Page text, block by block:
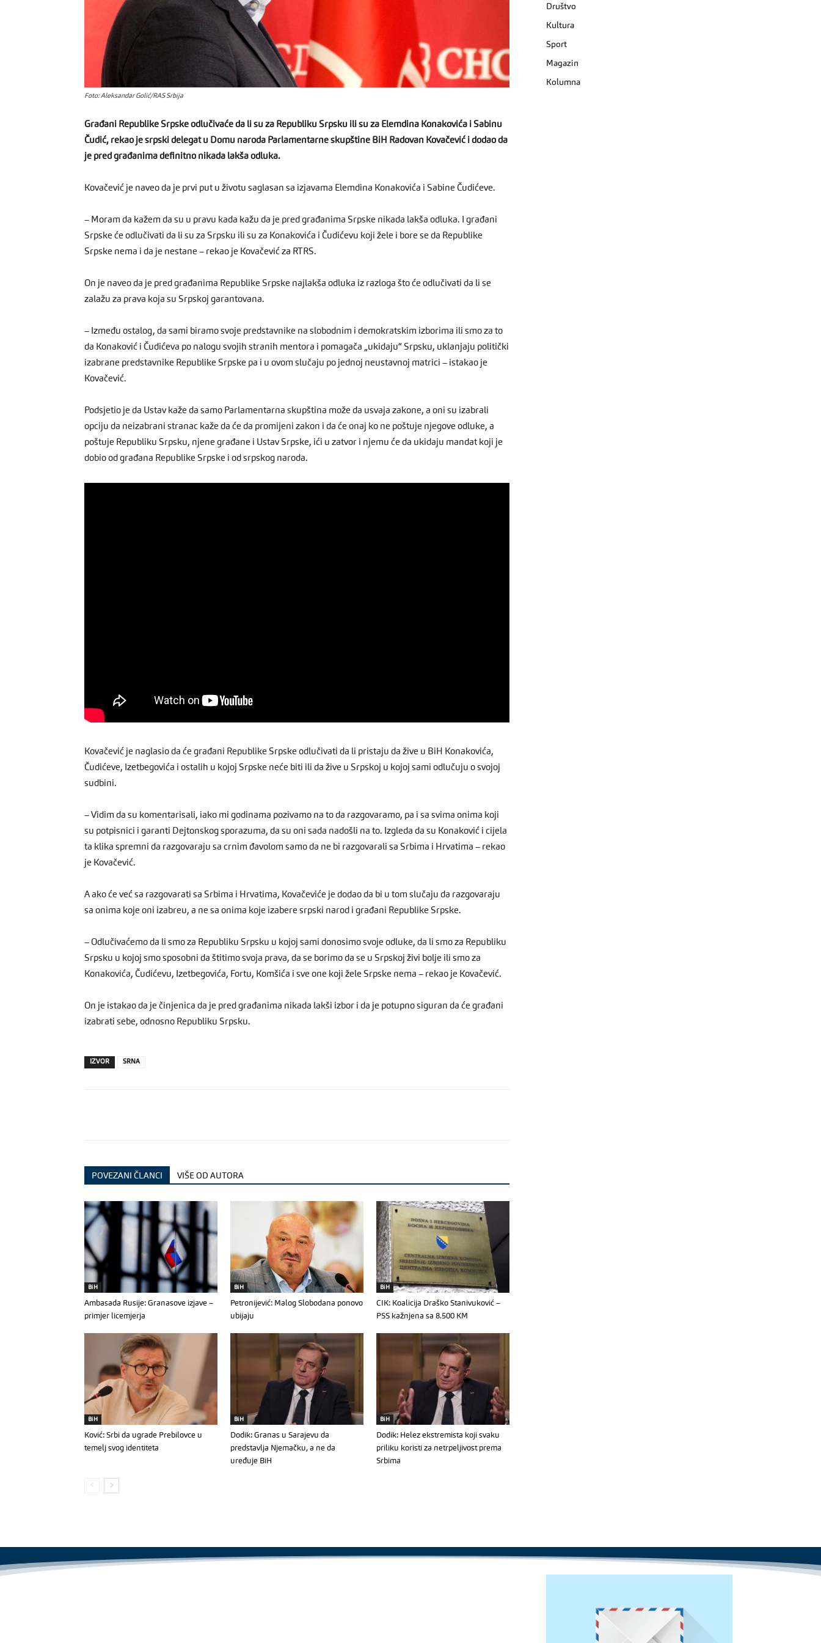
Foto: Aleksandar Golić/RAS Srbija
Građani Republike Srpske odlučivaće da li su za Republiku Srpsku ili su za Elemdina Konakovića i Sabinu
Čudić, rekao je srpski delegat u Domu naroda Parlamentarne skupštine BiH Radovan Kovačević i dodao da
je pred građanima definitno nikada lakša odluka.
Kovačević je naveo da je prvi put u životu saglasan sa izjavama Elemdina Konakovića i Sabine Čudićeve.
– Moram da kažem da su u pravu kada kažu da je pred građanima Srpske nikada lakša odluka. I građani
Srpske će odlučivati da li su za Srpsku ili su za Konakovića i Čudićevu koji žele i bore se da Republike
Srpske nema i da je nestane – rekao je Kovačević za RTRS.
On je naveo da je pred građanima Republike Srpske najlakša odluka iz razloga što će odlučivati da li se
zalažu za prava koja su Srpskoj garantovana.
– Između ostalog, da sami biramo svoje predstavnike na slobodnim i demokratskim izborima ili smo za to
da Konaković i Čudićeva po nalogu svojih stranih mentora i pomagača „ukidaju“ Srpsku, uklanjaju politički
izabrane predstavnike Republike Srpske pa i u ovom slučaju po jednoj neustavnoj matrici – istakao je
Kovačević.
Podsjetio je da Ustav kaže da samo Parlamentarna skupština može da usvaja zakone, a oni su izabrali
opciju da neizabrani stranac kaže da će da promijeni zakon i da će onaj ko ne poštuje njegove odluke, a
poštuje Republiku Srpsku, njene građane i Ustav Srpske, ići u zatvor i njemu će da ukidaju mandat koji je
dobio od građana Republike Srpske i od srpskog naroda.
Kovačević je naglasio da će građani Republike Srpske odlučivati da li pristaju da žive u BiH Konakovića,
Čudićeve, Izetbegovića i ostalih u kojoj Srpske neće biti ili da žive u Srpskoj u kojoj sami odlučuju o svojoj
sudbini.
– Vidim da su komentarisali, iako mi godinama pozivamo na to da razgovaramo, pa i sa svima onima koji
su potpisnici i garanti Dejtonskog sporazuma, da su oni sada nadošli na to. Izgleda da su Konaković i cijela
ta klika spremni da razgovaraju sa crnim đavolom samo da ne bi razgovarali sa Srbima i Hrvatima – rekao
je Kovačević.
A ako će već sa razgovarati sa Srbima i Hrvatima, Kovačeviće je dodao da bi u tom slučaju da razgovaraju
sa onima koje oni izabreu, a ne sa onima koje izabere srpski narod i građani Republike Srpske.
– Odlučivaćemo da li smo za Republiku Srpsku u kojoj sami donosimo svoje odluke, da li smo za Republiku
Srpsku u kojoj smo sposobni da štitimo svoja prava, da se borimo da se u Srpskoj živi bolje ili smo za
Konakovića, Čudićevu, Izetbegovića, Fortu, Komšića i sve one koji žele Srpske nema – rekao je Kovačević.
On je istakao da je činjenica da je pred građanima nikada lakši izbor i da je potupno siguran da će građani
izabrati sebe, odnosno Republiku Srpsku.
IZVOR SRNA
POVEZANI ČLANCI VIŠE OD AUTORA
BiH
Ambasada Rusije: Granasove izjave –
primjer licemjerja
BiH
Petronijević: Malog Slobodana ponovo
ubijaju
BiH
CIK: Koalicija Draško Stanivuković –
PSS kažnjena sa 8.500 KM
BiH
Ković: Srbi da ugrade Prebilovce u
temelj svog identiteta
BiH
Dodik: Granas u Sarajevu da
predstavlja Njemačku, a ne da
uređuje BiH
BiH
Dodik: Helez ekstremista koji svaku
priliku koristi za netrpeljivost prema
Srbima
Društvo
Kultura
Sport
Magazin
Kolumna